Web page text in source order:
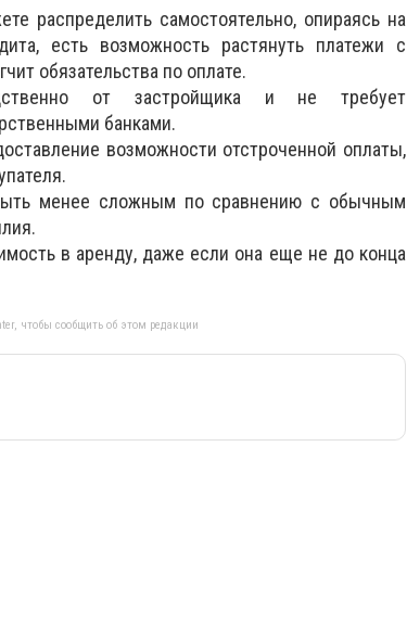
распределить самостоятельно, опираясь на
есть возможность растянуть платежи с
обязательства по оплате.
от застройщика и не требует
банками.
возможности отстроченной оплаты,
менее сложным по сравнению с обычным
в аренду, даже если она еще не до конца
чтобы сообщить об этом редакции